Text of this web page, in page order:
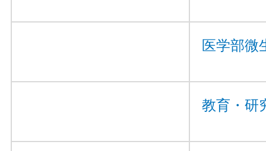
医学部微
教育・研